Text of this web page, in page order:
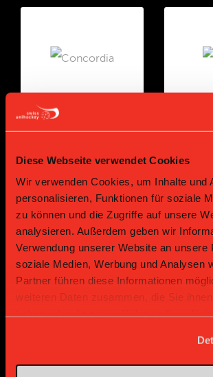
Diese Webseite verwendet Cookies
Wir verwenden Cookies, um Inhalte und
personalisieren, Funktionen für soziale
zu können und die Zugriffe auf unsere
analysieren. Außerdem geben wir
Verwendung unserer Website an unsere
soziale Medien, Werbung und Analysen
Partner führen diese Informationen
weiteren Daten zusammen, die Sie
Bronze Partner